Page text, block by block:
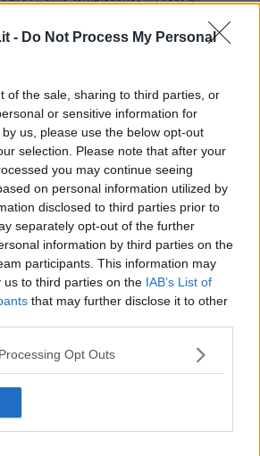
- Do Not Process My Personal
of the sale, sharing to third parties, or
or sensitive information for
us, please use the below opt-out
selection. Please note that after your
you may continue seeing
on personal information utilized by
disclosed to third parties prior to
separately opt-out of the further
information by third parties on the
participants. This information may
us to third parties on the IAB’s List of
that may further disclose it to other
Opt Outs
al piano terra